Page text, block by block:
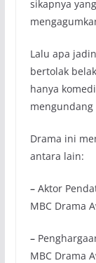
sikapnya
Lalu apa
bertolak
hanya
Drama ini
antara lain:
–Aktor
MBC Drama
–
MBC Drama